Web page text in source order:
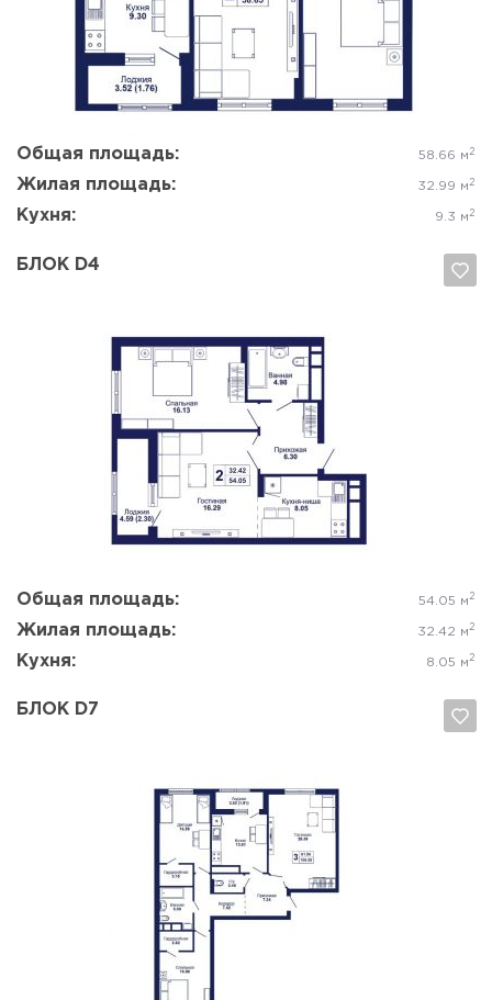
Общая площадь: 58.66 м 2
Жилая площадь: 32.99 м 2
Кухня: 9.3 м 2
Да, удалить
БЛОК D4
Общая площадь: 54.05 м 2
Жилая площадь: 32.42 м 2
Кухня: 8.05 м 2
Да, удалить Отмена
БЛОК D7
Да, удалить Отмена